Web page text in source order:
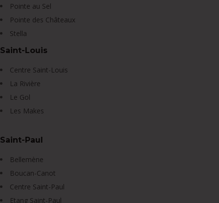
Pointe au Sel
Pointe des Châteaux
Stella
Saint-Louis
Centre Saint-Louis
La Rivière
Le Gol
Les Makes
Saint-Paul
Bellemène
Boucan-Canot
Centre Saint-Paul
Etang Saint-Paul